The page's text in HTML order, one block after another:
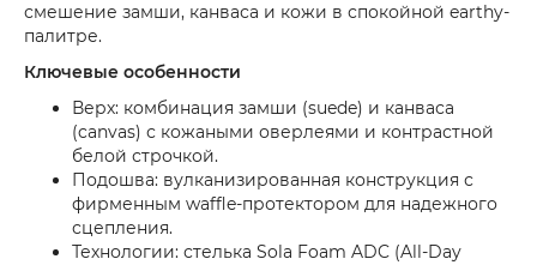
смешение замши, канваса и кожи в спокойной earthy-
палитре.
Ключевые особенности
Верх: комбинация замши (suede) и канваса
(canvas) с кожаными оверлеями и контрастной
белой строчкой.
Подошва: вулканизированная конструкция с
фирменным waffle-протектором для надежного
сцепления.
Технологии: стелька Sola Foam ADC (All-Day